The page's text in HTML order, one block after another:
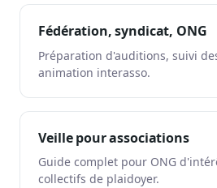
Fédération, syndicat, ONG
Préparation d'auditions, suivi
animation interasso.
Veille pour associations
Guide complet pour ONG
collectifs de plaidoyer.